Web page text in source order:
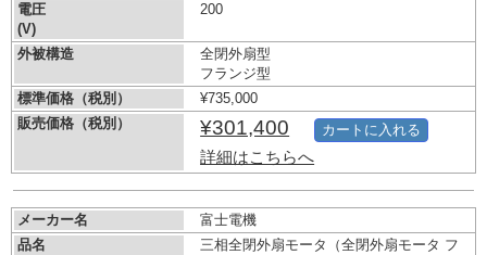
電圧
(V)
200
外被構造
全閉外扇型
フランジ型
標準価格（税別）
¥735,000
販売価格（税別）
¥301,400
詳細はこちらへ
カートに入れる
メーカー名
富士電機
品名
三相全閉外扇モータ（全閉外扇モータ フ